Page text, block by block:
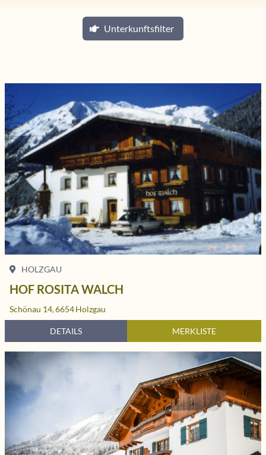
Unterkunftsfilter
HOLZGAU
HOF ROSITA WALCH
Schönau 14,6654Holzgau
DETAILS MERKLISTE